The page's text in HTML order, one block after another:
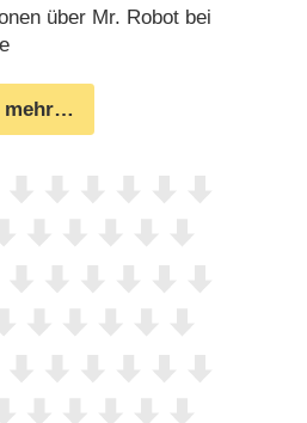
über Mr. Robot bei
mehr…